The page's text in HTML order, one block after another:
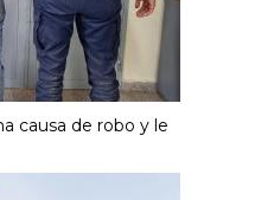
causa de robo y le